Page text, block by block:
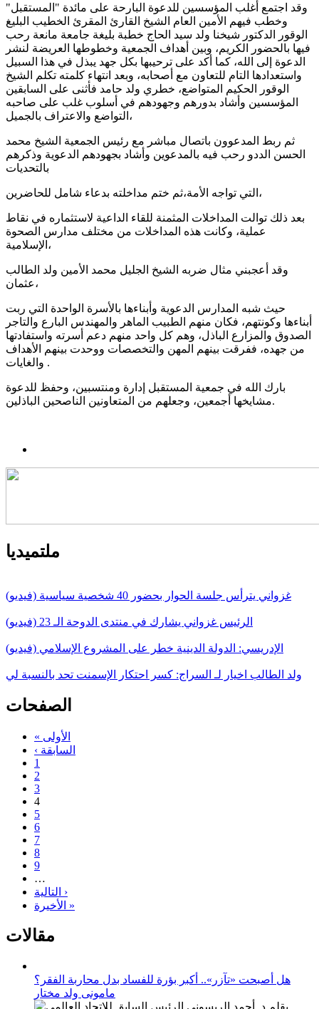
وقد اجتمع أغلب المؤسسين للدعوة البارحة على مائدة "المستقبل"
وخطب فيهم الأمين العام الشيخ القارئ المقرئ الخطيب البليغ
الوقور الدكتور شيخنا ولد سيد الحاج خطبة بليغة جامعة مانعة رحب
فيها بالحضور الكريم، وبين أهداف الجمعية وخطوطها العريضة لنشر
الدعوة إلى الله، كما أكد على ترحيبها بكل جهد يبذل في هذا السبيل
واستعدادها التام للتعاون مع أصحابه، وبعد انتهاء كلمته تكلم الشيخ
الوقور الحكيم المتواضع، خطري ولد حامد فأثنى على السابقين
المؤسسين وأشاد بدورهم وجهودهم في أسلوب غلب على صاحبه
التواضع والاعتراف بالجميل،
ثم ربط المدعوون باتصال مباشر مع رئيس الجمعية الشيخ محمد
الحسن الددو رحب فيه بالمدعوين وأشاد بجهودهم الدعوية وذكرهم
بالتحديات
التي تواجه الأمة،ثم ختم مداخلته بدعاء شامل للحاضرين،
بعد ذلك توالت المداخلات المثمنة للقاء الداعية لاستثماره في نقاط
عملية، وكانت هذه المداخلات من مختلف مدارس الصحوة
الإسلامية،
وقد أعجبني مثال ضربه الشيخ الجليل محمد الأمين ولد الطالب
عثمان،
حيث شبه المدارس الدعوية وأبناءها بالأسرة الواحدة التي ربت
أبناءها وكونتهم، فكان منهم الطبيب الماهر والمهندس البارع والتاجر
الصدوق والمزارع الباذل، وهم كل واحد منهم دعم أسرته واستفادتها
من جهده، ففرقت بينهم المهن والتخصصات ووحدت بينهم الأهداف
والغايات .
بارك الله في جمعية المستقبل إدارة ومنتسبين، وحفظ للدعوة
مشايخها أجمعين، وجعلهم من المتعاونين الناصحين الباذلين.
ملتميديا
غزواني يترأس جلسة الحوار بحضور 40 شخصية سياسية (فيديو)
الرئيس غزواني يشارك في منتدى الدوحة الـ 23 (فيديو)
الإدريسي: الدولة الدينية خطر على المشروع الإسلامي (فيديو)
ولد الطالب اخيار لـ السراج: كسر احتكار الإسمنت تحد بالنسبة لي
الصفحات
« الأولى
‹ السابقة
1
2
3
4
5
6
7
8
9
…
التالية ›
الأخيرة »
مقالات
هل أصبحت «تآزر».. أكبر بؤرة للفساد بدل محاربة الفقر؟
مامونى ولد مختار